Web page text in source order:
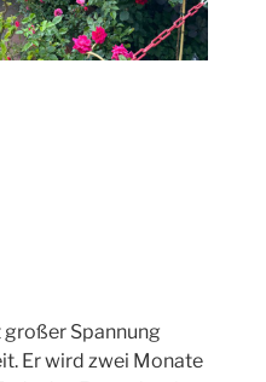
großer Spannung
Er wird zwei Monate